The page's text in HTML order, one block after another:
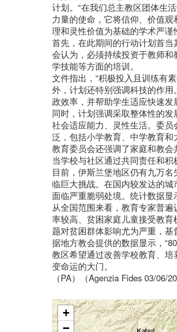
计划。“在我们总主教区团体生
力量的使命，它将信仰、价值
理和灵性价值为基础的学术严谨
首先，在此期间的行动计划首
会认为，必须持续投资于教师
学技能等方面的培训。
文件指出，“积极投入且训练有
外，计划还特别强调科技的作
政效率，并帮助学生适应快速发
同时，计划强调采取整体性的发
社会适应能力、灵性生活。委
泛，包括小学教育、中学教育和
教育委员会还强调了家庭和教
当学校与社区通过共同责任和积
目前，伊斯兰堡地区仍有九万
临巨大挑战。在国内较发达的
面临严重脆弱处境。统计数据显
从全国范围来看，教育专家普
率较高、贫困家庭儿童接受教
题对贫困群体影响尤为严重，基
据地方教会提供的数据显示，
教区希望通过改善学校教育、
变命运的大门。
（PA）（Agenzia Fides 03/06/
+
−